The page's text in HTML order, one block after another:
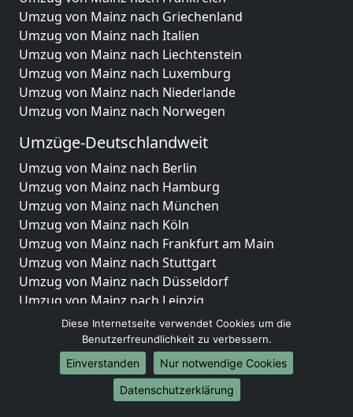
Umzug von Mainz nach Griechenland
Umzug von Mainz nach Italien
Umzug von Mainz nach Liechtenstein
Umzug von Mainz nach Luxemburg
Umzug von Mainz nach Niederlande
Umzug von Mainz nach Norwegen
Umzüge-Deutschlandweit
Umzug von Mainz nach Berlin
Umzug von Mainz nach Hamburg
Umzug von Mainz nach München
Umzug von Mainz nach Köln
Umzug von Mainz nach Frankfurt am Main
Umzug von Mainz nach Stuttgart
Umzug von Mainz nach Düsseldorf
Umzug von Mainz nach Leipzig
Umzug von Mainz nach Dortmund
Umzug von Mainz nach Essen
Umzug von Mainz nach Bremen
Umzug von Mainz nach Dresden
Umzug von Mainz nach Hannover
Diese Internetseite verwendet Cookies um die
Benutzerfreundlichkeit zu verbessern.
Einverstanden
Nur notwendige Cookies
Datenschutzerklärung